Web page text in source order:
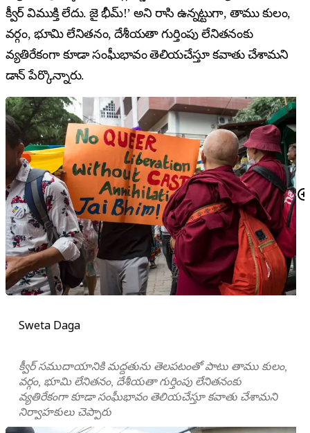
క్వీర్ విముక్తి లేదు. జై భీమ్!’ అని రాసి ఉన్నట్టుగా, తాము కులం,
వర్గం, భూమి లేనితనం, దేశీయతా గుర్తింపు లేనితనంకు
వ్యతిరేకంగా కూడా సంఘీభావం తెలియచేస్తూ కవాతు చేశామని
డాన్ పేర్కొన్నారు.
Sweta Daga
క్వీర్ సముదాయానికి మద్దతును తెలపటంతో పాటు తాము కులం,
వర్గం, భూమి లేనితనం, దేశీయతా గుర్తింపు లేనితనంకు
వ్యతిరేకంగా కూడా సంఘీభావం తెలియచేస్తూ కవాతు చేశామని
నిర్వాహకులు చెప్పారు